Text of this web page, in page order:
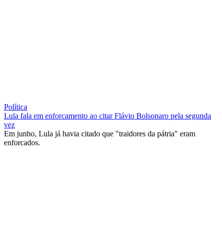
Política
Lula fala em enforcamento ao citar Flávio Bolsonaro pela segunda
vez
Em junho, Lula já havia citado que "traidores da pátria" eram
enforcados.